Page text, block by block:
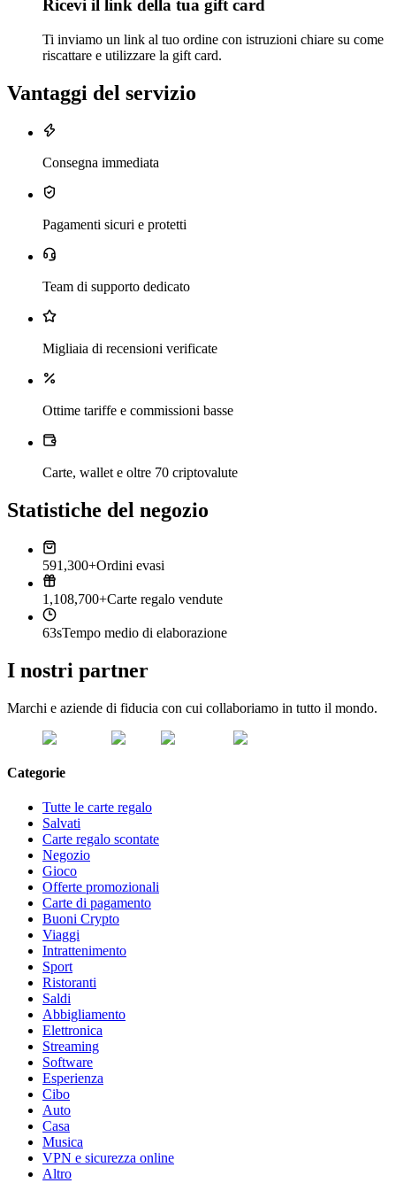
Ricevi il link della tua gift card
Ti inviamo un link al tuo ordine con istruzioni chiare su come
riscattare e utilizzare la gift card.
Vantaggi del servizio
Consegna immediata
Pagamenti sicuri e protetti
Team di supporto dedicato
Migliaia di recensioni verificate
Ottime tariffe e commissioni basse
Carte, wallet e oltre 70 criptovalute
Statistiche del negozio
591,300+Ordini evasi
1,108,700+Carte regalo vendute
63sTempo medio di elaborazione
I nostri partner
Marchi e aziende di fiducia con cui collaboriamo in tutto il mondo.
Categorie
Tutte le carte regalo
Salvati
Carte regalo scontate
Negozio
Gioco
Offerte promozionali
Carte di pagamento
Buoni Crypto
Viaggi
Intrattenimento
Sport
Ristoranti
Saldi
Abbigliamento
Elettronica
Streaming
Software
Esperienza
Cibo
Auto
Casa
Musica
VPN e sicurezza online
Altro